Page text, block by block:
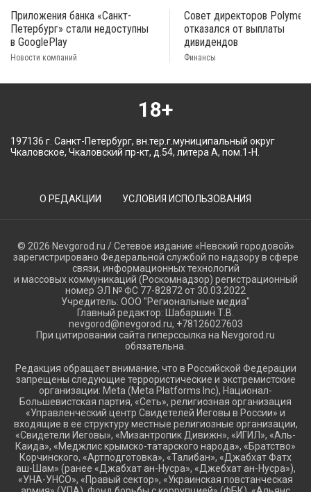
Приложения банка «Санкт-
Петербург» стали недоступны
в GooglePlay
Новости компаний
Совет директоров
отказался от выплаты
дивидендов
Финансы
18+
197136 г. Санкт-Петербург, вн.тер.г.муниципальный округ
Чкаловское, Чкаловский пр-кт, д.54, литера А, пом.1-Н.
О РЕДАКЦИИ УСЛОВИЯ ИСПОЛЬЗОВАНИЯ
© 2026 Nevgorod.ru / Сетевое издание «Невский городовой»
зарегистрировано Федеральной службой по надзору в сфере
связи, информационных технологий
и массовых коммуникаций (Роскомнадзор) регистрационный
номер ЭЛ № ФС 77-82872 от 30.03.2022
Учредитель: ООО "Региональные медиа"
Главный редактор: Шабаршин Т.В.
nevgorod@nevgorod.ru, +78126027603
При цитировании сайта гиперссылка на Nevgorod.ru
обязательна.
Редакция обращает внимание, что в Российской Федерации
запрещены следующие террористические и экстремистские
организации: Meta (Meta Platforms Inc), Национал-
Большевистская партия, «Сеть», религиозная организация
«Управленческий центр Свидетелей Иеговы в России» и
входящие в ее структуру местные религиозные организации,
«Свидетели Иеговы», «Мизантропик Дивижн», «ИГИЛ», «Аль-
Каида», «Меджлис крымско-татарского народа», «Братство»
Корчинского, «Артподготовка», «Талибан», «Джабхат Фатх
аш-Шам» (ранее «Джабхат ан-Нусра», «Джебхат ан-Нусра»),
«УНА-УНСО», «Правый сектор», «Украинская повстанческая